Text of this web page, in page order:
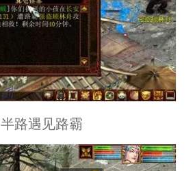
半路遇见路霸